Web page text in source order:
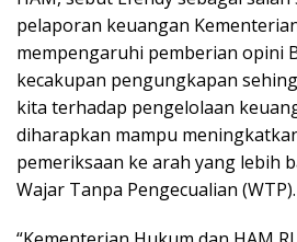
Wajar Tanpa Pengecualian (WTP).
“Kementerian Hukum dan HAM
keuangan yang didasarkan pada
pemeriksaan BPK tahun
meraih WTP. Dan sudah 10
predikat WTP, bahkan empat
dari 2015 hingga 2018 WTP